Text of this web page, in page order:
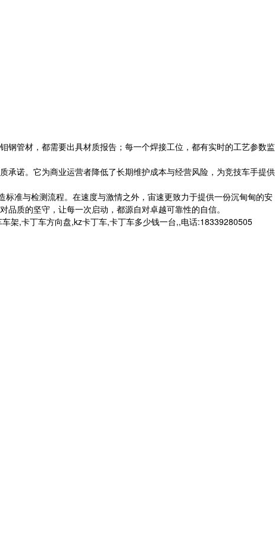
管材，都需要出具材质报告；每一个焊接工位，都有实时的工艺参数监
诺。它为商业运营者降低了长期维护成本与经营风险，为竞技车手提供
准与检测流程。在速度与激情之外，宙速更致力于提供一份沉甸甸的安
质的坚守，让每一次启动，都源自对卓越可靠性的自信。
架,卡丁车方向盘,kz卡丁车,卡丁车多少钱一台,,电话:18339280505